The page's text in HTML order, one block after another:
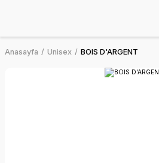
Anasayfa Unisex BOIS D'ARGENT